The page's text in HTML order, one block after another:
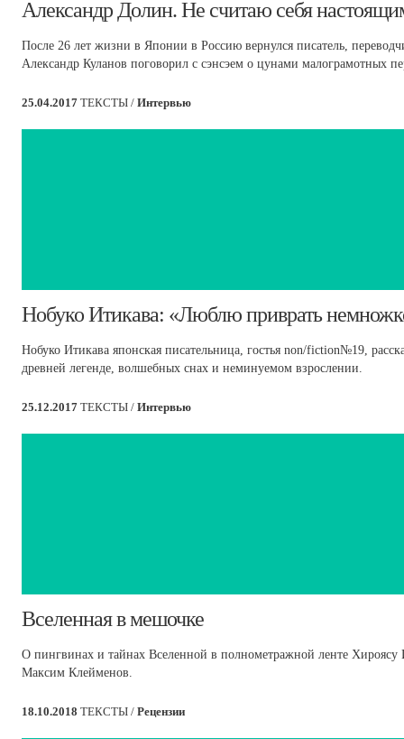
​Александр Долин. Не считаю себя
После 26 лет жизни в Японии в Россию вернулся писатель,
Александр Куланов поговорил с сэнсэем о цунами малограмотных
25.04.2017 ТЕКСТЫ / Интервью
​Нобуко Итикава: «Люблю приврать
Нобуко Итикава японская писательница, гостья non/fiction№19,
древней легенде, волшебных снах и неминуемом взрослении.
25.12.2017 ТЕКСТЫ / Интервью
​Вселенная в мешочке
О пингвинах и тайнах Вселенной в полнометражной ленте Хироясу
Максим Клейменов.
18.10.2018 ТЕКСТЫ / Рецензии